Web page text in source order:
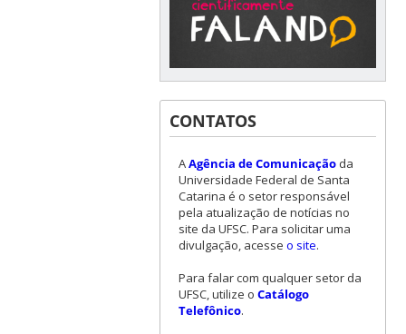
CONTATOS
AAgência de Comunicaçãoda
Universidade Federal de Santa
Catarina é o setor responsável
pela atualização de notícias no
site da UFSC. Para solicitar uma
divulgação, acesse o site.
Para falar com qualquer setor da
UFSC, utilize o Catálogo
Telefônico.